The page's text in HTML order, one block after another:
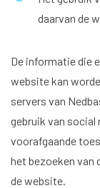
daarvan de
De informatie die
website kan
servers van
gebruik van
voorafgaande
het bezoeken van
de website.